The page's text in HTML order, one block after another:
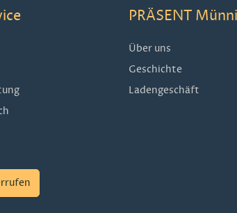
PRÄSENT
Über uns
Geschichte
Ladengeschäft